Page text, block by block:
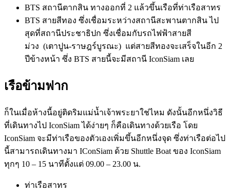
BTS สถานีตากสิน ทางออกที่ 2 แล้วขึ้นเรือที่ท่าเรือสาทร
BTS สายสีทอง ซึ่งเชื่อมระหว่างสถานีสะพานตากสิน ไป
สุดที่สถานีประชาธิปก ซึ่งเชื่อมกับรถไฟฟ้าสายสี
ม่วง (เตาปูน-ราษฎร์บูรณะ) แต่สายสีทองจะเสร็จในอีก 2
ปีข้างหน้า ซึ่ง BTS สายนี้จะมีสถานี IconSiam เลย
เรือข้ามฟาก
ก็ในเมื่อห้างนี้อยู่ติดริมแม่น้ำเจ้าพระยาใช่ไหม ดังนั้นอีกหนึ่งวิธี
ที่เดินทางไป IconSiam ได้ง่ายๆ ก็คือเดินทางด้วยเรือ โดย
IconSiam จะมีท่าเรือของตัวเองเพิ่มขึ้นอีกหนึ่งจุด ซึ่งท่าเรือต่อไป
นี้สามารถเดินทางมา IConSiam ด้วย Shuttle Boat ของ IconSiam
ทุกๆ 10 – 15 นาทีตั้งแต่ 09.00 – 23.00 น.
ท่าเรือสาทร